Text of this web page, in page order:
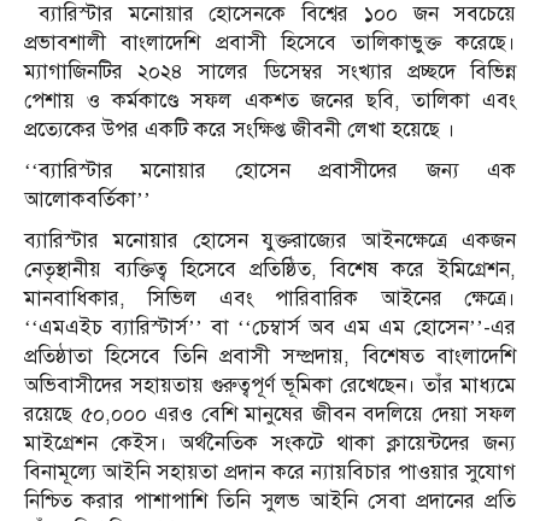
ব‍্যারিস্টার মনোয়ার হোসেনকে বিশ্বের ১০০ জন সবচেয়ে
প্রভাবশালী বাংলাদেশি প্রবাসী হিসেবে তালিকাভুক্ত করেছে।
ম‍্যাগাজিনটির ২০২৪ সালের ডিসেম্বর সংখ্যার প্রচ্ছদে বিভিন্ন
পেশায় ও কর্মকাণ্ডে সফল একশত জনের ছবি, তালিকা এবং
প্রত‍্যেকের উপর একটি করে সংক্ষিপ্ত জীবনী লেখা হয়েছে ।
‘‘ব্যারিস্টার মনোয়ার হোসেন প্রবাসীদের জন্য এক
আলোকবর্তিকা’’
ব্যারিস্টার মনোয়ার হোসেন যুক্তরাজ্যের আইনক্ষেত্রে একজন
নেতৃস্থানীয় ব্যক্তিত্ব হিসেবে প্রতিষ্ঠিত, বিশেষ করে ইমিগ্রেশন,
মানবাধিকার, সিভিল এবং পারিবারিক আইনের ক্ষেত্রে।
‘‘এমএইচ ব্যারিস্টার্স’’ বা ‘‘চেম্বার্স অব এম এম হোসেন’’-এর
প্রতিষ্ঠাতা হিসেবে তিনি প্রবাসী সম্প্রদায়, বিশেষত বাংলাদেশি
অভিবাসীদের সহায়তায় গুরুত্বপূর্ণ ভূমিকা রেখেছেন। তাঁর মাধ্যমে
রয়েছে ৫০,০০০ এরও বেশি মানুষের জীবন বদলিয়ে দেয়া সফল
মাইগ্রেশন কেইস। অর্থনৈতিক সংকটে থাকা ক্লায়েন্টদের জন্য
বিনামূল্যে আইনি সহায়তা প্রদান করে ন্যায়বিচার পাওয়ার সুযোগ
নিশ্চিত করার পাশাপাশি তিনি সুলভ আইনি সেবা প্রদানের প্রতি